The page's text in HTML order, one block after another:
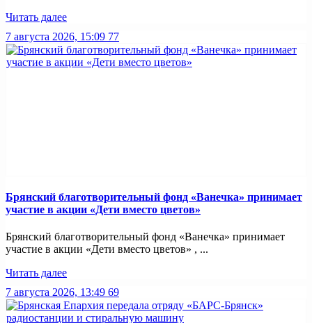
Читать далее
7 августа 2026, 15:09 77
Брянский благотворительный фонд «Ванечка» принимает
участие в акции «Дети вместо цветов»
Брянский благотворительный фонд «Ванечка» принимает
участие в акции «Дети вместо цветов» , ...
Читать далее
7 августа 2026, 13:49 69